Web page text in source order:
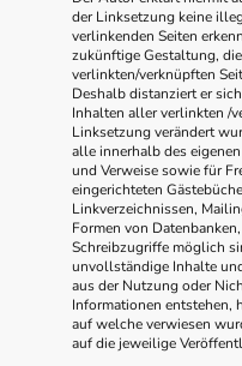
der Linksetzung keine
verlinkenden Seiten
zukünftige Gestaltung,
verlinkten/verknüpften
Deshalb distanziert er
Inhalten aller verlinkten /
Linksetzung verändert
alle innerhalb des
und Verweise sowie für
eingerichteten
Linkverzeichnissen,
Formen von
Schreibzugriffe möglich
unvollständige Inhalte
aus der Nutzung oder
Informationen entstehen,
auf welche verwiesen
auf die jeweilige